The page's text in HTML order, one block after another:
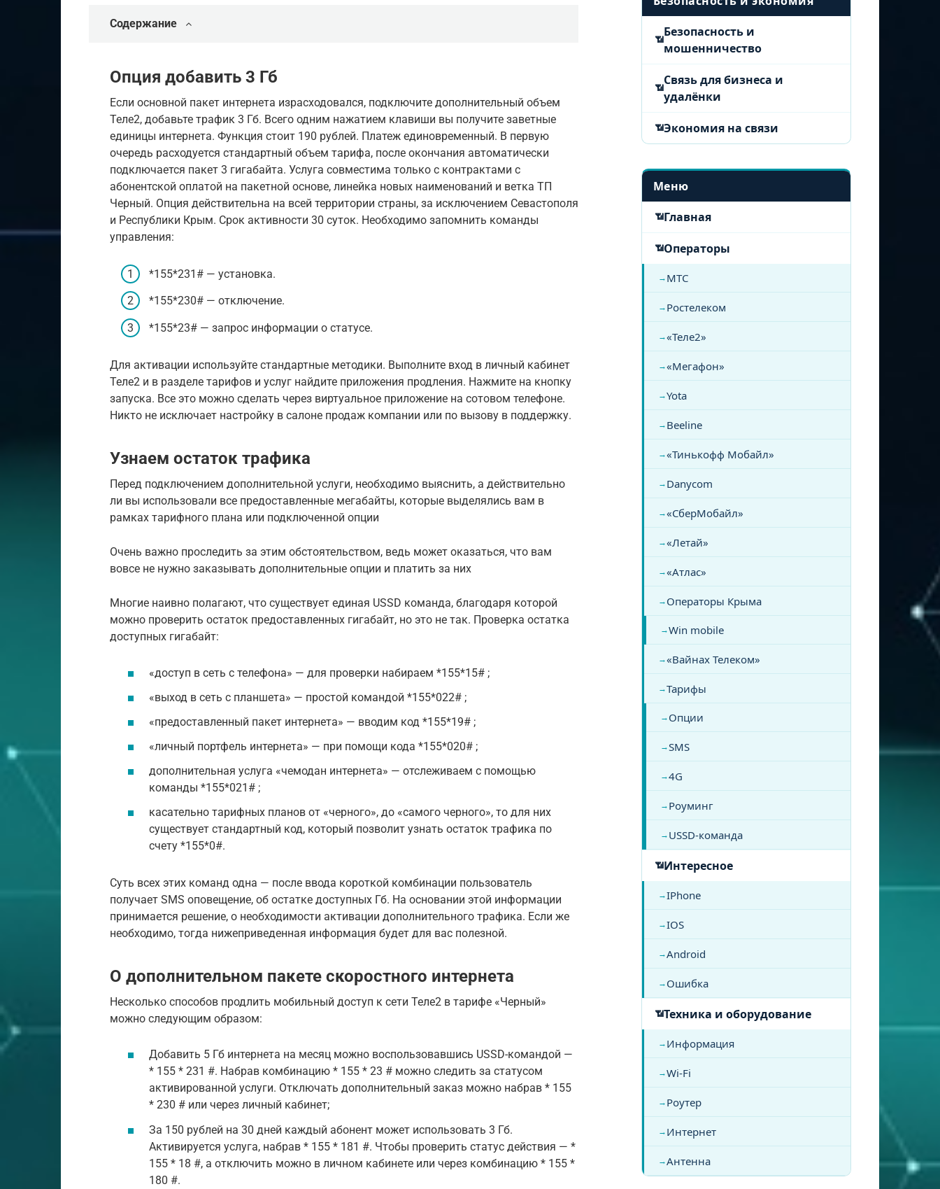
Содержание
Опция добавить 3 Гб
Если основной пакет интернета израсходовался, подключите дополнительный объем
Теле2, добавьте трафик 3 Гб. Всего одним нажатием клавиши вы получите заветные
единицы интернета. Функция стоит 190 рублей. Платеж единовременный. В первую
очередь расходуется стандартный объем тарифа, после окончания автоматически
подключается пакет 3 гигабайта. Услуга совместима только с контрактами с
абонентской оплатой на пакетной основе, линейка новых наименований и ветка ТП
Черный. Опция действительна на всей территории страны, за исключением Севастополя
и Республики Крым. Срок активности 30 суток. Необходимо запомнить команды
управления:
*155*231# — установка.
*155*230# — отключение.
*155*23# — запрос информации о статусе.
Для активации используйте стандартные методики. Выполните вход в личный кабинет
Теле2 и в разделе тарифов и услуг найдите приложения продления. Нажмите на кнопку
запуска. Все это можно сделать через виртуальное приложение на сотовом телефоне.
Никто не исключает настройку в салоне продаж компании или по вызову в поддержку.
Узнаем остаток трафика
Перед подключением дополнительной услуги, необходимо выяснить, а действительно
ли вы использовали все предоставленные мегабайты, которые выделялись вам в
рамках тарифного плана или подключенной опции
Очень важно проследить за этим обстоятельством, ведь может оказаться, что вам
вовсе не нужно заказывать дополнительные опции и платить за них
Многие наивно полагают, что существует единая USSD команда, благодаря которой
можно проверить остаток предоставленных гигабайт, но это не так. Проверка остатка
доступных гигабайт:
«доступ в сеть с телефона» — для проверки набираем *155*15# ;
«выход в сеть с планшета» — простой командой *155*022# ;
«предоставленный пакет интернета» — вводим код *155*19# ;
«личный портфель интернета» — при помощи кода *155*020# ;
дополнительная услуга «чемодан интернета» — отслеживаем с помощью
команды *155*021# ;
касательно тарифных планов от «черного», до «самого черного», то для них
существует стандартный код, который позволит узнать остаток трафика по
счету *155*0#.
Суть всех этих команд одна — после ввода короткой комбинации пользователь
получает SMS оповещение, об остатке доступных Гб. На основании этой информации
принимается решение, о необходимости активации дополнительного трафика. Если же
необходимо, тогда нижеприведенная информация будет для вас полезной.
О дополнительном пакете скоростного интернета
Несколько способов продлить мобильный доступ к сети Теле2 в тарифе «Черный»
можно следующим образом:
Добавить 5 Гб интернета на месяц можно воспользовавшись USSD-командой —
* 155 * 231 #. Набрав комбинацию * 155 * 23 # можно следить за статусом
активированной услуги. Отключать дополнительный заказ можно набрав * 155
* 230 # или через личный кабинет;
За 150 рублей на 30 дней каждый абонент может использовать 3 Гб.
Активируется услуга, набрав * 155 * 181 #. Чтобы проверить статус действия — *
155 * 18 #, а отключить можно в личном кабинете или через комбинацию * 155 *
180 #.
Безопасность и
мошенничество
Связь для бизнеса и
удалёнки
Экономия на связи
Меню
Главная
Операторы
МТС
Ростелеком
«Теле2»
«Мегафон»
Yota
Beeline
«Тинькофф Мобайл»
Danycom
«СберМобайл»
«Летай»
«Атлас»
Операторы Крыма
Win mobile
«Вайнах Телеком»
Тарифы
Опции
SMS
4G
Роуминг
USSD-команда
Интересное
IPhone
IOS
Android
Ошибка
Техника и оборудование
Информация
Wi-Fi
Роутер
Интернет
Антенна